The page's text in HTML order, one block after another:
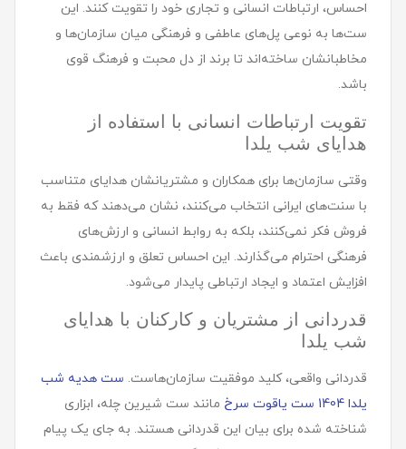
احساس، ارتباطات انسانی و تجاری خود را تقویت کنند. این
ست‌ها به نوعی پل‌های عاطفی و فرهنگی میان سازمان‌ها و
مخاطبانشان ساخته‌اند تا برند از دل محبت و فرهنگ قوی
باشد.
تقویت ارتباطات انسانی با استفاده از
هدایای شب یلدا
وقتی سازمان‌ها برای همکاران و مشتریانشان هدایای متناسب
با سنت‌های ایرانی انتخاب می‌کنند، نشان می‌دهند که فقط به
فروش فکر نمی‌کنند، بلکه به روابط انسانی و ارزش‌های
فرهنگی احترام می‌گذارند. این احساس تعلق و ارزشمندی باعث
افزایش اعتماد و ایجاد ارتباطی پایدار می‌شود.
قدردانی از مشتریان و کارکنان با هدایای
شب یلدا
قدردانی واقعی، کلید موفقیت سازمان‌هاست. ست هدیه شب
یلدا 1404 ست یاقوت سرخ
مانند ست شیرین چله، ابزاری
شناخته شده برای بیان این قدردانی هستند. به جای یک پیام